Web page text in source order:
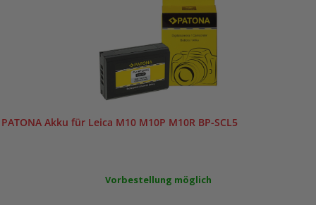
PATONA Akku für Leica M10 M10P M10R BP-SCL5
Vorbestellung möglich